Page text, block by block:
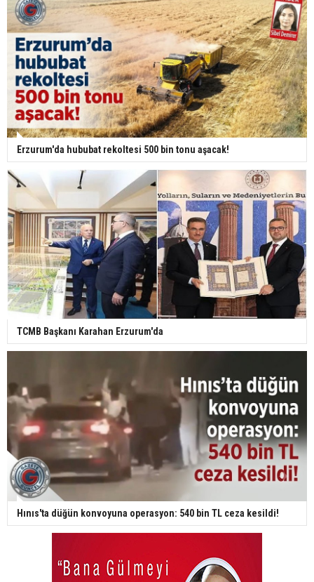
Erzurum'da hububat rekoltesi 500 bin tonu aşacak!
TCMB Başkanı Karahan Erzurum'da
Hınıs'ta düğün konvoyuna operasyon: 540 bin TL ceza kesildi!